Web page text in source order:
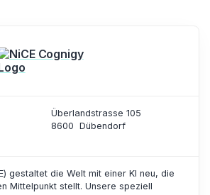
Überlandstrasse 105
8600 Dübendorf
gestaltet die Welt mit einer KI neu, die
Mittelpunkt stellt. Unsere speziell